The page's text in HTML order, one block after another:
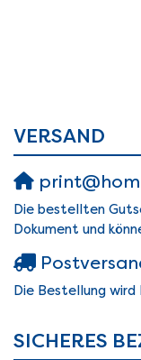
VERSAND
Die bestellten
Dokument und
Die Bestellung
SICHERES